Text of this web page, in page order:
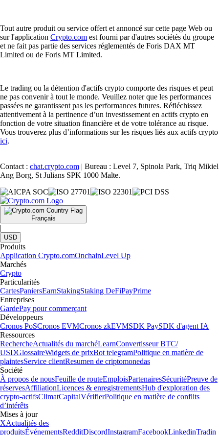
Tout autre produit ou service offert et annoncé sur cette page Web ou
sur l'application Crypto.com est fourni par d'autres sociétés du groupe
et ne fait pas partie des services réglementés de Foris DAX MT
Limited ou de Foris MT Limited.
Le trading ou la détention d'actifs crypto comporte des risques et peut
ne pas convenir à tout le monde. Veuillez noter que les performances
passées ne garantissent pas les performances futures. Réfléchissez
attentivement à la pertinence d’un investissement en actifs crypto en
fonction de votre situation financière et de votre tolérance au risque.
Vous trouverez plus d’informations sur les risques liés aux actifs crypto
ici.
Contact : chat.crypto.com | Bureau : Level 7, Spinola Park, Triq Mikiel
Ang Borg, St Julians SPK 1000 Malte.
Français
|
USD
Produits
Application Crypto.comOnchainLevel Up
Marchés
Crypto
Particularités
CartesPaniersEarnStakingStaking DeFiPayPrime
Entreprises
GardePay pour commerçant
Développeurs
Cronos PoSCronos EVMCronos zkEVMSDK PaySDK d'agent IA
Ressources
RechercheActualités du marchéLearnConvertisseur BTC/
USDGlossaireWidgets de prixBot telegramPolitique en matière de
plaintesService clientResumen de criptomonedas
Société
À propos de nousFeuille de routeEmploisPartenairesSécuritéPreuve de
réservesAffiliationLicences & enregistrementsHub d'exploration des
crypto-actifsClimatCapitalVérifierPolitique en matière de conflits
d’intérêts
Mises à jour
XActualités des
produitsÉvénementsRedditDiscordInstagramFacebookLinkedinTradin